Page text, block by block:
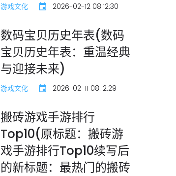
游戏文化 2026-02-12 08:12:30
数码宝贝历史年表(数码
宝贝历史年表：重温经典
与迎接未来)
游戏文化 2026-02-11 08:12:29
搬砖游戏手游排行
Top10(原标题：搬砖游
戏手游排行Top10续写后
的新标题：最热门的搬砖